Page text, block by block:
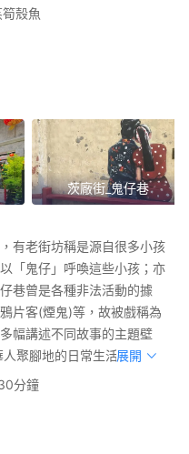
殼魚
茨廠街_鬼仔巷
有老街坊稱是源自很多小孩
「鬼仔」呼喚這些小孩；亦
巷曾是各種非法活動的據
片客(煙鬼)等，故被戲稱為
幅講述不同故事的主題壁
聚腳地的日常生活景象!
展開
分鐘